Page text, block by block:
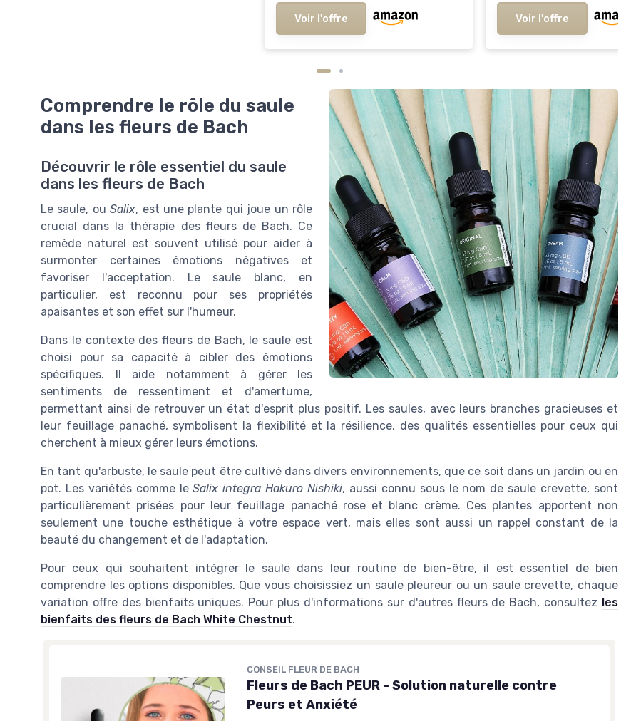
Voir l'offre Voir l'offre
Comprendre le rôle du saule
dans les fleurs de Bach
Découvrir le rôle essentiel du saule
dans les fleurs de Bach
Le saule, ouSalix, est une plante qui joue un rôle
crucial dans la thérapie des fleurs de Bach. Ce
remède naturel est souvent utilisé pour aider à
surmonter certaines émotions négatives et
favoriser l'acceptation. Le saule blanc, en
particulier, est reconnu pour ses propriétés
apaisantes et son effet sur l'humeur.
Dans le contexte des fleurs de Bach, le saule est
choisi pour sa capacité à cibler des émotions
spécifiques. Il aide notamment à gérer les
sentiments de ressentiment et d'amertume,
permettant ainsi de retrouver un état d'esprit plus positif. Les saules, avec leurs branches gracieuses et
leur feuillage panaché, symbolisent la flexibilité et la résilience, des qualités essentielles pour ceux qui
cherchent à mieux gérer leurs émotions.
En tant qu'arbuste, le saule peut être cultivé dans divers environnements, que ce soit dans un jardin ou en
pot. Les variétés comme leSalix integra Hakuro Nishiki, aussi connu sous le nom de saule crevette, sont
particulièrement prisées pour leur feuillage panaché rose et blanc crème. Ces plantes apportent non
seulement une touche esthétique à votre espace vert, mais elles sont aussi un rappel constant de la
beauté du changement et de l'adaptation.
Pour ceux qui souhaitent intégrer le saule dans leur routine de bien-être, il est essentiel de bien
comprendre les options disponibles. Que vous choisissiez un saule pleureur ou un saule crevette, chaque
variation offre des bienfaits uniques. Pour plus d'informations sur d'autres fleurs de Bach, consultez les
bienfaits des fleurs de Bach White Chestnut.
CONSEIL FLEUR DE BACH
Fleurs de Bach PEUR - Solution naturelle contre
Peurs et Anxiété